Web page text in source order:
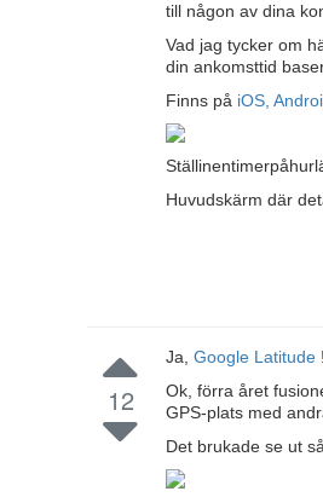
till någon av dina
Vad jag tycker om
din ankomsttid
Finns på iOS,
Huvudskärm där
12
Ja, Google Latitude !
Ok, förra året
GPS-plats med
Det brukade se ut